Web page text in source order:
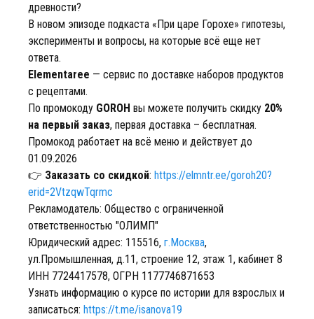
древности?
В новом эпизоде подкаста «При царе Горохе» гипотезы,
эксперименты и вопросы, на которые всё еще нет
ответа.
Elementaree — сервис по доставке наборов продуктов
с рецептами.
По промокоду GOROH вы можете получить скидку 20%
на первый заказ, первая доставка – бесплатная.
Промокод работает на всё меню и действует до
01.09.2026
👉 Заказать со скидкой: https://elmntr.ee/goroh20?
erid=2VtzqwTqrmc
Рекламодатель: Общество с ограниченной
ответственностью "ОЛИМП"
Юридический адрес: 115516, г.Москва,
ул.Промышленная, д.11, строение 12, этаж 1, кабинет 8
ИНН 7724417578, ОГРН 1177746871653
Узнать информацию о курсе по истории для взрослых и
записаться: https://t.me/isanova19